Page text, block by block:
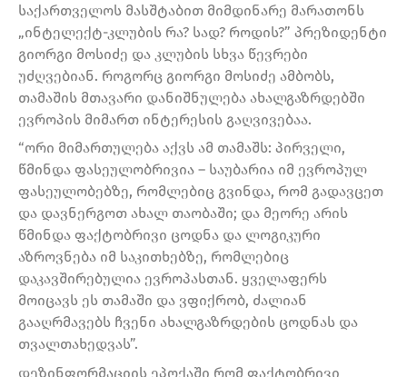
საქართველოს მასშტაბით მიმდინარე მარათონს
„ინტელექტ-კლუბის რა? სად? როდის?” პრეზიდენტი
გიორგი მოსიძე და კლუბის სხვა წევრები
უძღვებიან. როგორც გიორგი მოსიძე ამბობს,
თამაშის მთავარი დანიშნულება ახალგაზრდებში
ევროპის მიმართ ინტერესის გაღვივებაა.
“ორი მიმართულება აქვს ამ თამაშს: პირველი,
წმინდა ფასეულობრივია – საუბარია იმ ევროპულ
ფასეულობებზე, რომლებიც გვინდა, რომ გადავცეთ
და დავნერგოთ ახალ თაობაში; და მეორე არის
წმინდა ფაქტობრივი ცოდნა და ლოგიკური
აზროვნება იმ საკითხებზე, რომლებიც
დაკავშირებულია ევროპასთან. ყველაფერს
მოიცავს ეს თამაში და ვფიქრობ, ძალიან
გააღრმავებს ჩვენი ახალგაზრდების ცოდნას და
თვალთახედვას”.
დეზინფორმაციის ეპოქაში რომ ფაქტობრივი